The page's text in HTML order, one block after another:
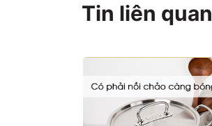
Tin liên quan